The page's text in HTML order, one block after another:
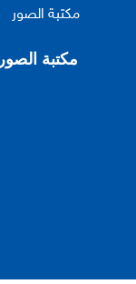
مكتبة الصور